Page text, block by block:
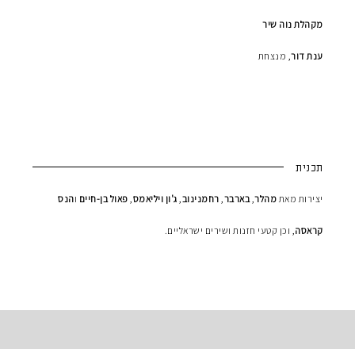
מקהלת נוה שיר
ענת דור, מנצחת
תכנית
יצירות מאת מהלר,בארבר, רחמנינוב, ג'ון ויליאמס, פאול בן-חיים והנס
קראסה, וכן קטעי חזנות ושירים ישראליים.